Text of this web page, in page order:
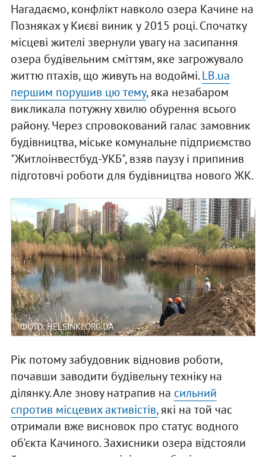
Нагадаємо, конфлікт навколо озера Качине на
Позняках у Києві виник у 2015 році. Спочатку
місцеві жителі звернули увагу на засипання
озера будівельним сміттям, яке загрожувало
життю птахів, що живуть на водоймі.LB.ua
першим порушив цю тему, яка незабаром
викликала потужну хвилю обурення всього
району. Через спровокований галас замовник
будівництва, міське комунальне підприємство
"Житлоінвестбуд-УКБ", взяв паузу і припинив
підготовчі роботи для будівництва нового ЖК.
ФОТО: HELSINKI.ORG.UA
Рік потому забудовник відновив роботи,
почавши заводити будівельну техніку на
ділянку. Але знову натрапив на сильний
спротив місцевих активістів,які на той час
отримали вже висновок про статус водного
об'єкта Качиного. Захисники озера відстояли